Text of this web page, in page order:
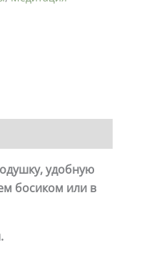
удобную
босиком или в